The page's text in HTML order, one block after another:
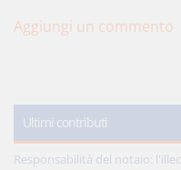
Aggiungi un commento
Ultimi contributi
Responsabilità del notaio: